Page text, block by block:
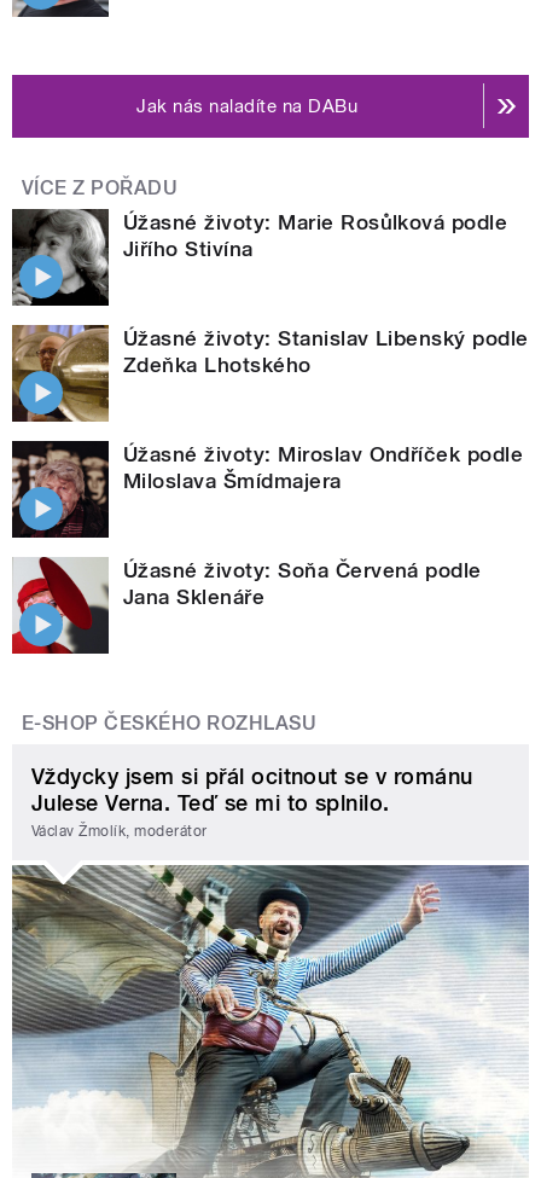
Jak nás naladíte na DABu
VÍCE Z POŘADU
Úžasné životy: Marie Rosůlková podle
Jiřího Stivína
Úžasné životy: Stanislav Libenský podle
Zdeňka Lhotského
Úžasné životy: Miroslav Ondříček podle
Miloslava Šmídmajera
Úžasné životy: Soňa Červená podle
Jana Sklenáře
E-SHOP ČESKÉHO ROZHLASU
Vždycky jsem si přál ocitnout se v románu
Julese Verna. Teď se mi to splnilo.
Václav Žmolík, moderátor